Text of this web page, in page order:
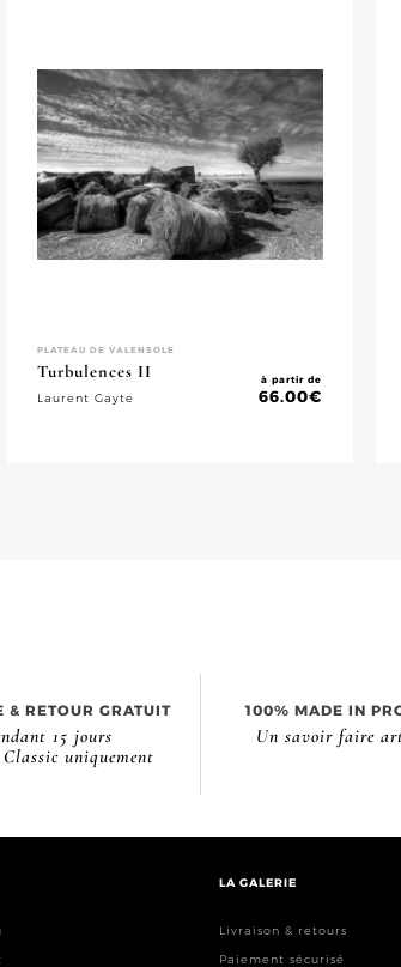
PLATEAU DE VALENSOLE
Turbulences II
Laurent Gayte
à partir de
66.00€
& RETOUR GRATUIT
15 jours
uniquement
100% MADE IN
Un savoir faire
LA GALERIE
Livraison & retours
Paiement sécurisé